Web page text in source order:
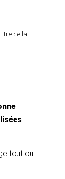
de la
tout ou